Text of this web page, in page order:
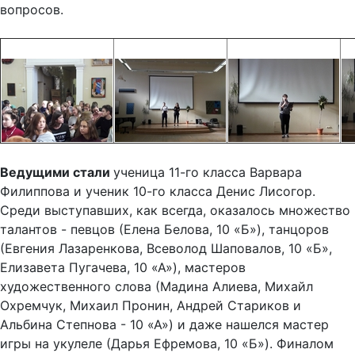
Филиппова и ученик 10-го класса Денис Лисогор.
Среди выступавших, как всегда, оказалось множество
талантов - певцов (Елена Белова, 10 «Б»), танцоров
(Евгения Лазаренкова, Всеволод Шаповалов, 10 «Б»,
Елизавета Пугачева, 10 «А»), мастеров
художественного слова (Мадина Алиева, Михайл
Охремчук, Михаил Пронин, Андрей Стариков и
Альбина Степнова - 10 «А») и даже нашелся мастер
игры на укулеле (Дарья Ефремова, 10 «Б»). Финалом
концерта стал массовый танцевальный флеш-моб,